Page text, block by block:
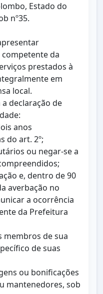
Estado do
nº35.
da
prestados à
em
local.
a declaração de
anos
do art. 2º;
ou negar-se a
e, dentro de 90
averbação no
a ocorrência
da Prefeitura
membros de sua
de suas
ou bonificações
mantenedores, sob